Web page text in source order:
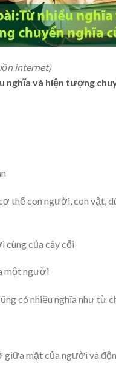
internet)
nghĩa và hiện tượng
thể con người, con vật,
cùng của cây cối
một người
có nhiều nghĩa như từ
giữa mặt của người và